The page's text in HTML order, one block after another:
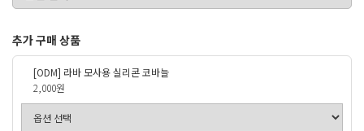
추가 구매 상품
[ODM] 라바 모사용 실리콘 코바늘
2,000원